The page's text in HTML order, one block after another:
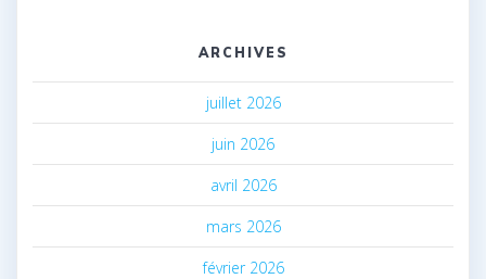
ARCHIVES
juillet 2026
juin 2026
avril 2026
mars 2026
février 2026